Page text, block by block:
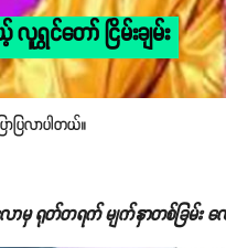
င်တော် ငြိမ်းချမ်း
ပြလာပါတယ်။
နီးလာမှ ရုတ်တရက် မျက်နှာတစ်ခြမ်